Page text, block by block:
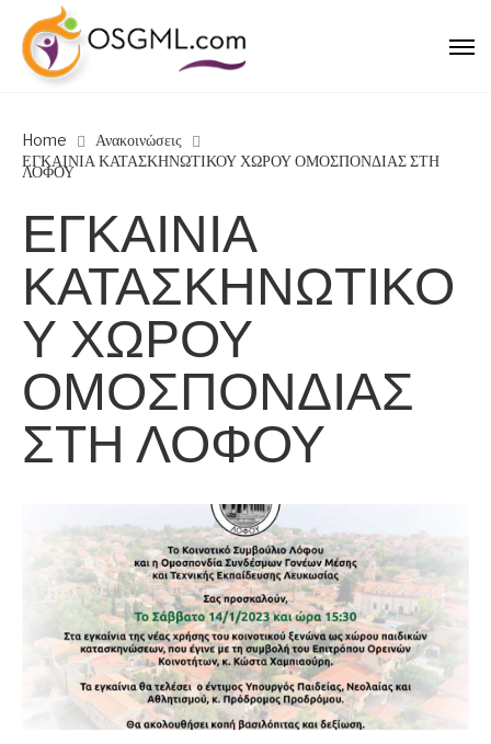
Home
Ανακοινώσεις
ΕΓΚΑΙΝΙΑ ΚΑΤΑΣΚΗΝΩΤΙΚΟΥ ΧΩΡΟΥ ΟΜΟΣΠΟΝΔΙΑΣ ΣΤΗ
ΛΟΦΟΥ
ΕΓΚΑΙΝΙΑ
ΚΑΤΑΣΚΗΝΩΤΙΚΟ
Υ ΧΩΡΟΥ
ΟΜΟΣΠΟΝΔΙΑΣ
ΣΤΗ ΛΟΦΟΥ